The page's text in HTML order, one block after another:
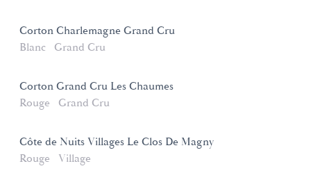
Corton Charlemagne Grand Cru
Blanc
Grand Cru
Corton Grand Cru Les Chaumes
Rouge
Grand Cru
Côte de Nuits Villages Le Clos De Magny
Rouge
Village